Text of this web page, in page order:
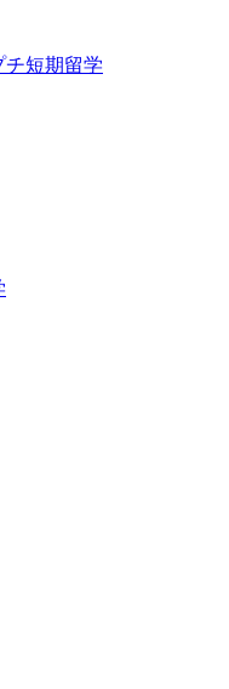
チ短期留学